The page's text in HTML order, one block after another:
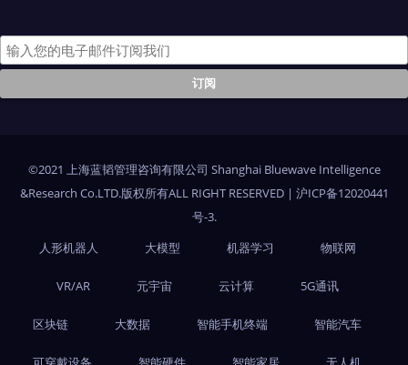
©2021 上海蓝韬管理咨询有限公司 Shanghai Bluewave Intelligence
&Research Co.LTD.版权所有ALL RIGHT RESERVED | 沪ICP备12020441
号-3.
人形机器人
大模型 机器学习 物联网
VR/AR 元宇宙 云计算 5G通讯
区块链 大数据 智能手机终端 智能汽车